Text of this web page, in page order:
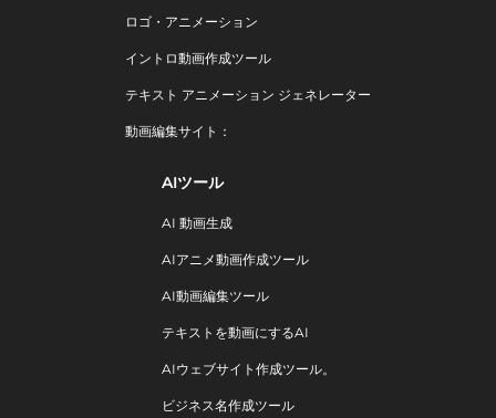
ロゴ・アニメーション
イントロ動画作成ツール
テキスト アニメーション ジェネレーター
動画編集サイト：
AIツール
AI 動画生成
AIアニメ動画作成ツール
AI動画編集ツール
テキストを動画にするAI
AIウェブサイト作成ツール。
ビジネス名作成ツール